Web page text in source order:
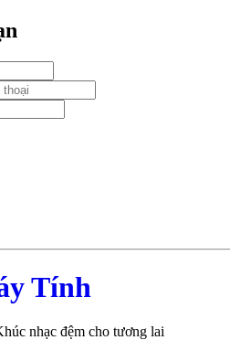
Tính
nhạc đệm cho tương lai